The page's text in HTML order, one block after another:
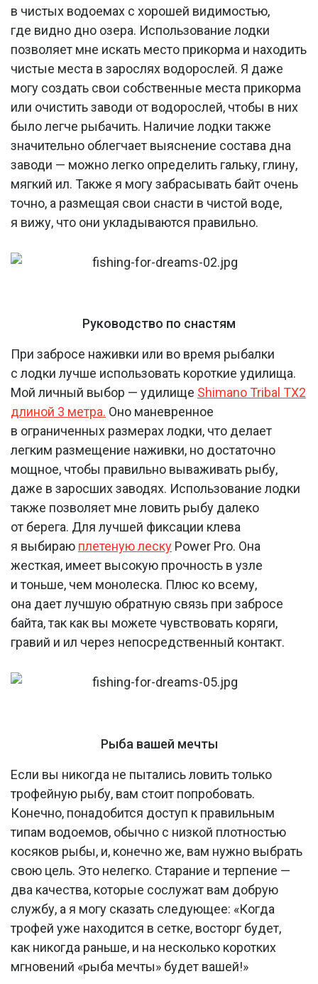
в чистых водоемах с хорошей видимостью,
где видно дно озера. Использование лодки
позволяет мне искать место прикорма и находить
чистые места в зарослях водорослей. Я даже
могу создать свои собственные места прикорма
или очистить заводи от водорослей, чтобы в них
было легче рыбачить. Наличие лодки также
значительно облегчает выяснение состава дна
заводи — можно легко определить гальку, глину,
мягкий ил. Также я могу забрасывать байт очень
точно, а размещая свои снасти в чистой воде,
я вижу, что они укладываются правильно.
Руководство по снастям
При забросе наживки или во время рыбалки
с лодки лучше использовать короткие удилища.
Мой личный выбор — удилище Shimano Tribal TX2
длиной 3 метра. Оно маневренное
в ограниченных размерах лодки, что делает
легким размещение наживки, но достаточно
мощное, чтобы правильно вываживать рыбу,
даже в заросших заводях. Использование лодки
также позволяет мне ловить рыбу далеко
от берега. Для лучшей фиксации клева
я выбираю плетеную леску Power Pro. Она
жесткая, имеет высокую прочность в узле
и тоньше, чем монолеска. Плюс ко всему,
она дает лучшую обратную связь при забросе
байта, так как вы можете чувствовать коряги,
гравий и ил через непосредственный контакт.
Рыба вашей мечты
Если вы никогда не пытались ловить только
трофейную рыбу, вам стоит попробовать.
Конечно, понадобится доступ к правильным
типам водоемов, обычно с низкой плотностью
косяков рыбы, и, конечно же, вам нужно выбрать
свою цель. Это нелегко. Старание и терпение —
два качества, которые сослужат вам добрую
службу, а я могу сказать следующее: «Когда
трофей уже находится в сетке, восторг будет,
как никогда раньше, и на несколько коротких
мгновений «рыба мечты» будет вашей!»